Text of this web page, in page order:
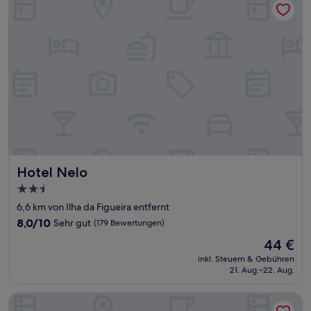
Hotel Nelo
Hotel Nelo
2.5-
Sterne-
Unterkunft
6,6 km von Ilha da Figueira entfernt
8.0
Bewertungen)
8,0/10 Sehr gut (179 Bewertungen)
Der
Preis
beträgt
44 €
inkl. Steuern & Gebühren
21. Aug.–22. Aug.